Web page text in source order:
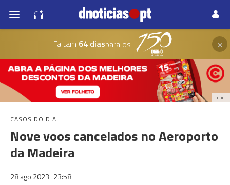
Faltam 64 diaspara os ×
PUB
CASOS DO DIA
Nove voos cancelados no Aeroporto
da Madeira
28 ago 2023 23:58